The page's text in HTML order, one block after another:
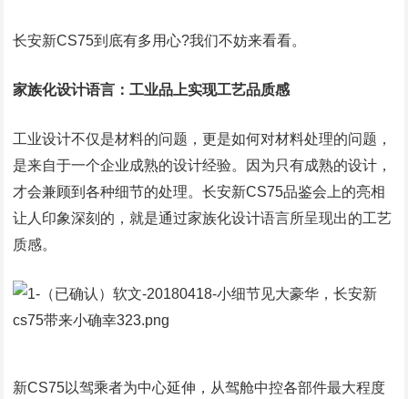
长安新CS75到底有多用心?我们不妨来看看。
家族化设计语言：工业品上实现工艺品质感
工业设计不仅是材料的问题，更是如何对材料处理的问题，
是来自于一个企业成熟的设计经验。因为只有成熟的设计，
才会兼顾到各种细节的处理。长安新CS75品鉴会上的亮相
让人印象深刻的，就是通过家族化设计语言所呈现出的工艺
质感。
新CS75以驾乘者为中心延伸，从驾舱中控各部件最大程度